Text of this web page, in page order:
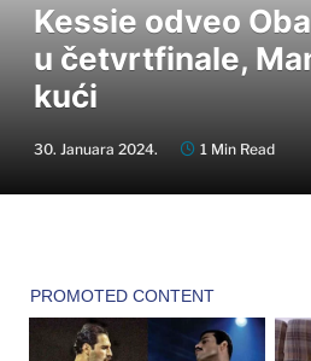
Kessie odveo
u četvrtfinale,
kući
30. Januara 2024. 1 Min Read